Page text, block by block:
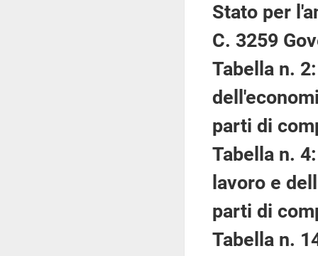
Stato per
C. 3259
Tabella n.
parti di
Tabella n.
lavoro e
parti di
Tabella n.